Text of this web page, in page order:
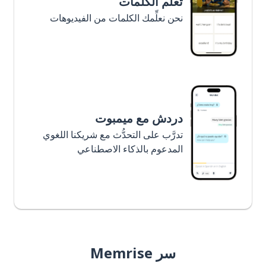
نحن نعلِّمك الكلمات من الفيديوهات
دردش مع ميمبوت
تدرَّب على التحدُّث مع شريكنا اللغوي
المدعوم بالذكاء الاصطناعي
سر Memrise